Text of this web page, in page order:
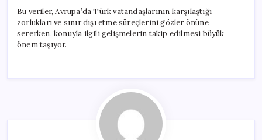
Bu veriler, Avrupa’da Türk vatandaşlarının karşılaştığı
zorlukları ve sınır dışı etme süreçlerini gözler önüne
sererken, konuyla ilgili gelişmelerin takip edilmesi büyük
önem taşıyor.